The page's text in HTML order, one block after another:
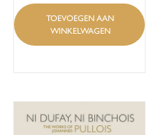
TOEVOEGEN AAN
WINKELWAGEN